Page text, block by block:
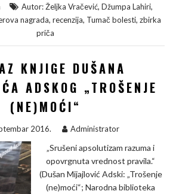
t
e
r
n
e
d
n
p
y
L
i
n
k
a
e
Autor: Željka Vračević, Džumpa Lahiri,
nagrada, recenzija, Tumač bolesti, zbirka
priča
KNJIGE DUŠANA
ADSKOG „TROŠENJE
(NE)MOĆI“
2016. Administrator
„Srušeni apsolutizam razuma i
opovrgnuta vrednost pravila.“
(Dušan Mijajlović Adski: „Trošenje
(ne)moći“; Narodna biblioteka